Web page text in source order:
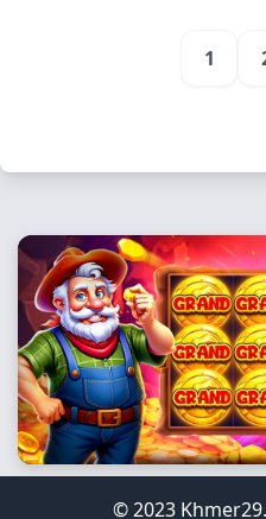
1
© 2023 Khmer29.